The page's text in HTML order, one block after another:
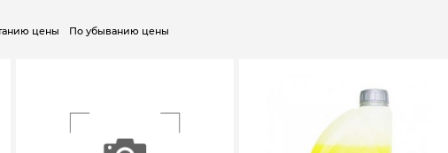
цены По убыванию цены